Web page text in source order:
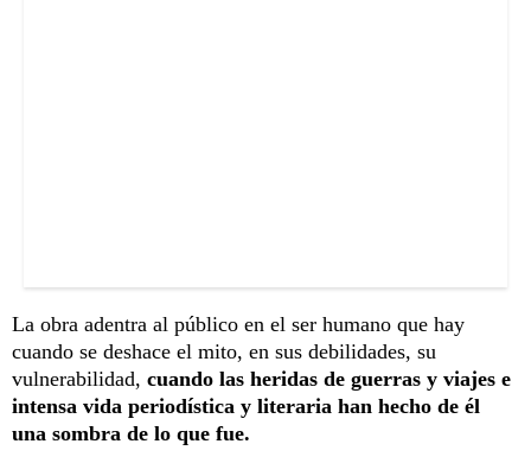
La obra adentra al público en el ser humano que hay
cuando se deshace el mito, en sus debilidades, su
vulnerabilidad, cuando las heridas de guerras y viajes e
intensa vida periodística y literaria han hecho de él
una sombra de lo que fue.